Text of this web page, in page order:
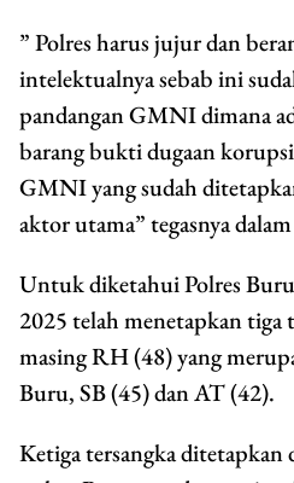
” Polres harus jujur dan
intelektualnya sebab ini
pandangan GMNI dimana
barang bukti dugaan
GMNI yang sudah
aktor utama” tegasnya
Untuk diketahui Polres
2025 telah menetapkan tiga
masing RH (48) yang
Buru, SB (45) dan AT (42).
Ketiga tersangka ditetapkan